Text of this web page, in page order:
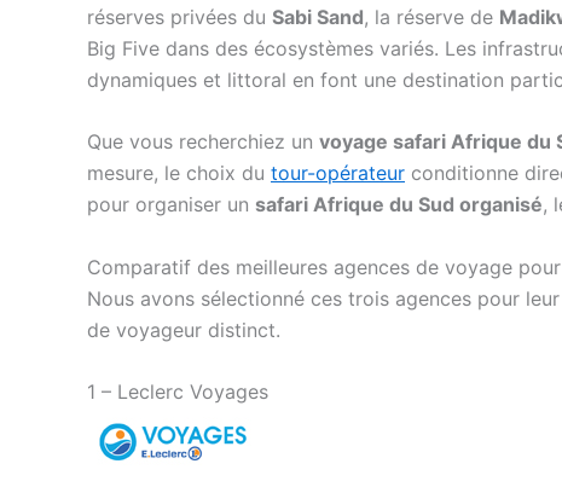
réserves privées du Sabi Sand, la réserve de
Big Five dans des écosystèmes variés. Les
dynamiques et littoral en font une destination
Que vous recherchiez un voyage safari Afrique du
mesure, le choix du tour-opérateur conditionne
pour organiser un safari Afrique du Sud organisé,
Comparatif des meilleures agences de voyage
Nous avons sélectionné ces trois agences pour
de voyageur distinct.
1 – Leclerc Voyages